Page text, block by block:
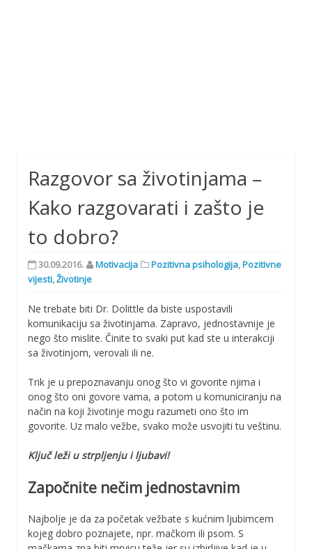
Razgovor sa životinjama –
Kako razgovarati i zašto je
to dobro?
30.09.2016. Motivacija Pozitivna psihologija,Pozitivne
vijesti,Životinje
Ne trebate biti Dr. Dolittle da biste uspostavili
komunikaciju sa životinjama. Zapravo, jednostavnije je
nego što mislite. Činite to svaki put kad ste u interakciji
sa životinjom, verovali ili ne.
Trik je u prepoznavanju onog što vi govorite njima i
onog što oni govore vama, a potom u komuniciranju na
način na koji životinje mogu razumeti ono što im
govorite. Uz malo vežbe, svako može usvojiti tu veštinu.
Ključ leži u strpljenju i ljubavi!
Započnite nečim jednostavnim
Najbolje je da za početak vežbate s kućnim ljubimcem
kojeg dobro poznajete, npr. mačkom ili psom. S